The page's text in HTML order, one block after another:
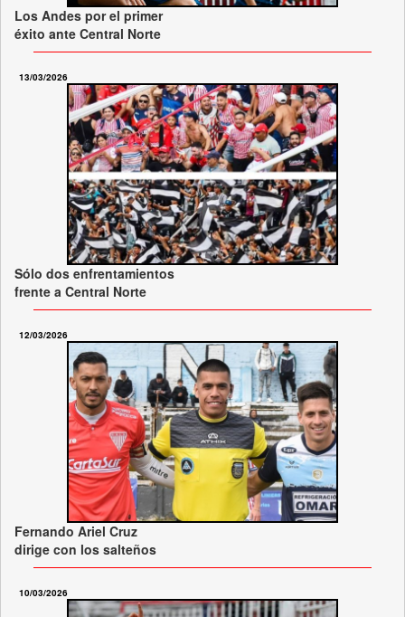
Los Andes por el primer
éxito ante Central Norte
13/03/2026
Sólo dos enfrentamientos
frente a Central Norte
12/03/2026
Fernando Ariel Cruz
dirige con los salteños
10/03/2026